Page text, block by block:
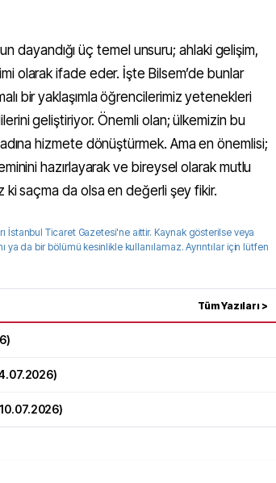
dayandığı üç temel unsuru; ahlaki gelişim,
olarak ifade eder. İşte Bilsem’de bunlar
bir yaklaşımla öğrencilerimiz yetenekleri
geliştiriyor. Önemli olan; ülkemizin bu
hizmete dönüştürmek. Ama en önemlisi;
hazırlayarak ve bireysel olarak mutlu
ki saçma da olsa en değerli şey fikir.
İstanbul Ticaret Gazetesi'ne aittir. Kaynak gösterilse veya
ya da bir bölümü kesinlikle kullanılamaz. Ayrıntılar için lütfen
Tüm Yazıları >
)
)
10.07.2026)